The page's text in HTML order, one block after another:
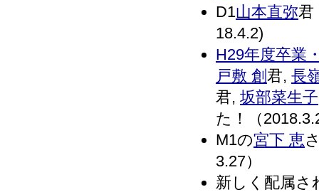
D1山本直弥君
18.4.2)
H29年度卒業
戸敷 創 君, 長
君, 坂部菜生子
た！（
M1の宮下 恵
3.27）
新しく配属さ